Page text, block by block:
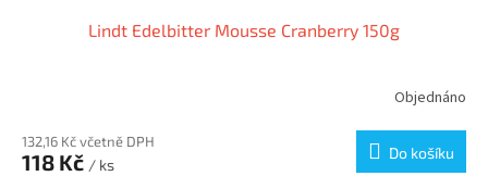
Lindt Edelbitter Mousse Cranberry 150g
Objednáno
132,16 Kč včetně DPH
118 Kč / ks
Do košíku